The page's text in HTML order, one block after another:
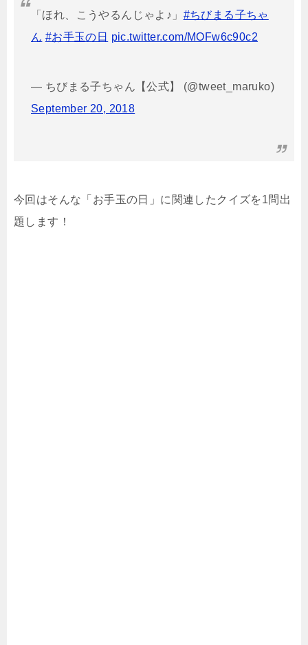
「ほれ、こうやるんじゃよ♪」 #ちびまる子ちゃ
ん #お手玉の日 pic.twitter.com/MOFw6c90c2
— ちびまる子ちゃん【公式】 (@tweet_maruko)
September 20, 2018
今回はそんな「お手玉の日」に関連したクイズを1問出
題します！